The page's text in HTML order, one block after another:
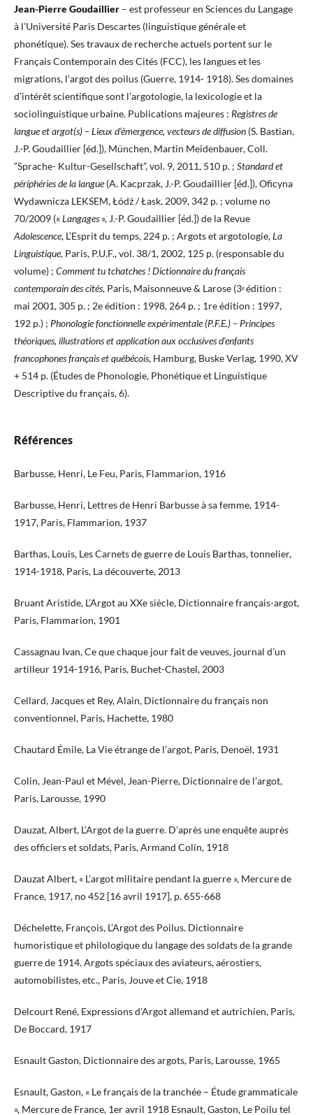
Jean-PierreGoudaillier – est professeur en Sciences du Langage
à l’Université Paris Descartes (linguistique générale et
phonétique). Ses travaux de recherche actuels portent sur le
Français Contemporain des Cités (FCC), les langues et les
migrations, l’argot des poilus (Guerre, 1914- 1918). Ses domaines
d’intérêt scientifique sont l’argotologie, la lexicologie et la
sociolinguistique urbaine. Publications majeures : Registres de
langue et argot(s) – Lieux d’émergence, vecteurs de diffusion (S. Bastian,
J.-P. Goudaillier [éd.]), München, Martin Meidenbauer, Coll.
“Sprache- Kultur-Gesellschaft”, vol. 9, 2011, 510 p. ; Standard et
périphéries de la langue(A. Kacprzak, J.-P. Goudaillier [éd.]), Oficyna
Wydawnicza LEKSEM, Łódź / Łask, 2009, 342 p. ; volume no
70/2009 («Langages », J.-P. Goudaillier [éd.]) de la Revue
Adolescence, L’Esprit du temps, 224 p. ; Argots et argotologie,La
Linguistique, Paris, P.U.F., vol. 38/1, 2002, 125 p. (responsable du
volume) ; Comment tu tchatches ! Dictionnaire du français
contemporain des cités, Paris, Maisonneuve & Larose (3e édition :
mai 2001, 305 p. ; 2e édition : 1998, 264 p. ; 1re édition : 1997,
192 p.) ; Phonologie fonctionnelle expérimentale (P.F.E.) – Principes
théoriques, illustrations et application aux occlusives d’enfants
francophones français et québécois, Hamburg, Buske Verlag, 1990, XV
+ 514 p. (Études de Phonologie, Phonétique et Linguistique
Descriptive du français, 6).
Références
Barbusse, Henri, Le Feu, Paris, Flammarion, 1916
Barbusse, Henri, Lettres de Henri Barbusse à sa femme, 1914-
1917, Paris, Flammarion, 1937
Barthas, Louis, Les Carnets de guerre de Louis Barthas, tonnelier,
1914-1918, Paris, La découverte, 2013
Bruant Aristide, L’Argot au XXe siècle, Dictionnaire français-argot,
Paris, Flammarion, 1901
Cassagnau Ivan, Ce que chaque jour fait de veuves, journal d’un
artilleur 1914-1916, Paris, Buchet-Chastel, 2003
Cellard, Jacques et Rey, Alain, Dictionnaire du français non
conventionnel, Paris, Hachette, 1980
Chautard Émile, La Vie étrange de l’argot, Paris, Denoël, 1931
Colin, Jean-Paul et Mével, Jean-Pierre, Dictionnaire de l’argot,
Paris, Larousse, 1990
Dauzat, Albert, L’Argot de la guerre. D’après une enquête auprès
des officiers et soldats, Paris, Armand Colin, 1918
Dauzat Albert, « L’argot militaire pendant la guerre », Mercure de
France, 1917, no 452 [16 avril 1917], p. 655-668
Déchelette, François, L’Argot des Poilus. Dictionnaire
humoristique et philologique du langage des soldats de la grande
guerre de 1914. Argots spéciaux des aviateurs, aérostiers,
automobilistes, etc., Paris, Jouve et Cie, 1918
Delcourt René, Expressions d’Argot allemand et autrichien, Paris,
De Boccard, 1917
Esnault Gaston, Dictionnaire des argots, Paris, Larousse, 1965
Esnault, Gaston, « Le français de la tranchée – Étude grammaticale
», Mercure de France, 1er avril 1918 Esnault, Gaston, Le Poilu tel